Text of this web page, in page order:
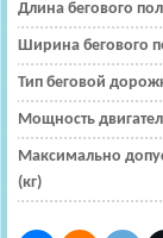
Длина бегового
Ширина бегового
Тип беговой
Мощность
Максимально
(кг)